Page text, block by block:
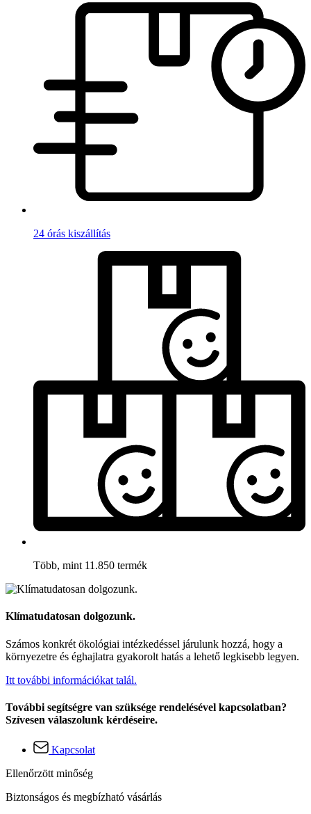
24 órás kiszállítás
Több, mint 11.850 termék
Klímatudatosan dolgozunk.
Számos konkrét ökológiai intézkedéssel járulunk hozzá, hogy a
környezetre és éghajlatra gyakorolt hatás a lehető legkisebb legyen.
Itt további információkat talál.
További segítségre van szüksége rendelésével kapcsolatban?
Szívesen válaszolunk kérdéseire.
Kapcsolat
Ellenőrzött minőség
Biztonságos és megbízható vásárlás